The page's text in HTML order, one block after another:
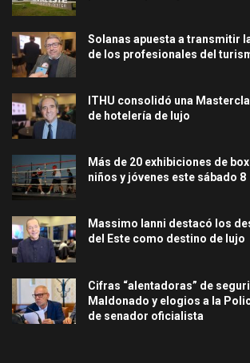
Solanas apuesta a transmitir
de los profesionales del
ITHU consolidó una
de hotelería de lujo
Más de 20 exhibiciones de
niños y jóvenes este sábado 8
Massimo Ianni destacó los
del Este como destino de lujo
Cifras “alentadoras” de
Maldonado y elogios a la
de senador oficialista